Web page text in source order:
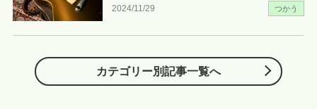
2024/11/29 つかう
カテゴリー別記事一覧へ